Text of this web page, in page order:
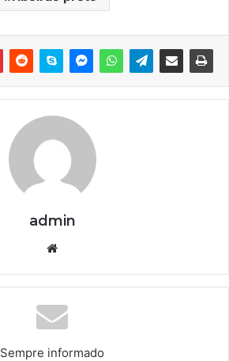
admin
te
Sempre informado